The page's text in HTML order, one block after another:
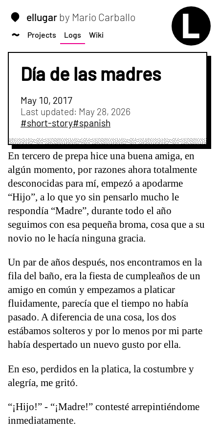
ellugar by Mario Carballo
Projects Logs Wiki
Día de las madres
May 10, 2017
Last updated: May 28, 2026
#short-story#spanish
En tercero de prepa hice una buena amiga, en
algún momento, por razones ahora totalmente
desconocidas para mí, empezó a apodarme
“Hijo”, a lo que yo sin pensarlo mucho le
respondía “Madre”, durante todo el año
seguimos con esa pequeña broma, cosa que a su
novio no le hacía ninguna gracia.
Un par de años después, nos encontramos en la
fila del baño, era la fiesta de cumpleaños de un
amigo en común y empezamos a platicar
fluidamente, parecía que el tiempo no había
pasado. A diferencia de una cosa, los dos
estábamos solteros y por lo menos por mi parte
había despertado un nuevo gusto por ella.
En eso, perdidos en la platica, la costumbre y
alegría, me gritó.
“¡Hijo!” - “¡Madre!” contesté arrepintiéndome
inmediatamente.